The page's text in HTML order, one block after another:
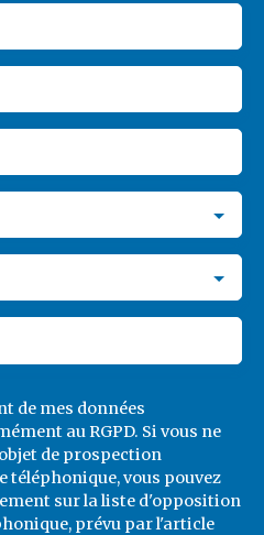
de mes données
au RGPD. Si vous ne
de prospection
téléphonique, vous pouvez
sur la liste d'opposition
prévu par l'article